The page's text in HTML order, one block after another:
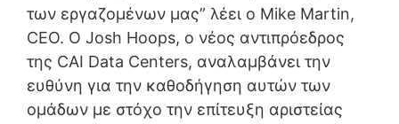
των εργαζομένων μας” λέει ο Mike Martin,
CEO. Ο Josh Hoops, ο νέος αντιπρόεδρος
της CAI Data Centers, αναλαμβάνει την
ευθύνη για την καθοδήγηση αυτών των
ομάδων με στόχο την επίτευξη αριστείας